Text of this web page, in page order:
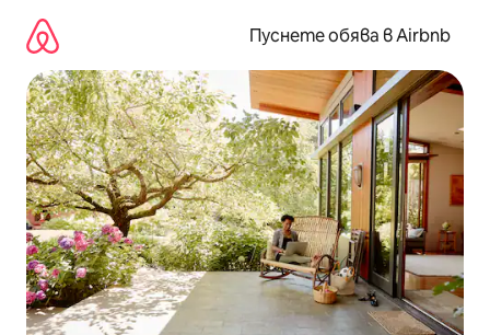
съдържанието
Пуснете обява в Airbnb